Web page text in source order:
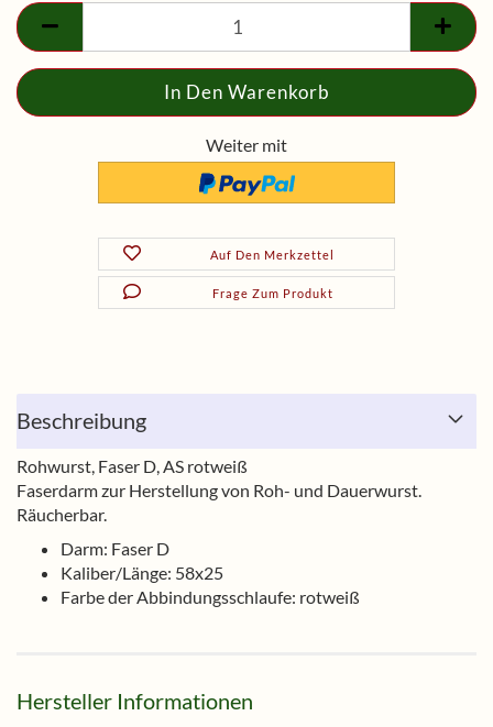
Stück
Weiter mit
Auf Den Merkzettel
Frage Zum Produkt
Beschreibung
Rohwurst, Faser D, AS rotweiß
Faserdarm zur Herstellung von Roh- und Dauerwurst.
Räucherbar.
Darm: Faser D
Kaliber/Länge: 58x25
Farbe der Abbindungsschlaufe: rotweiß
Hersteller Informationen